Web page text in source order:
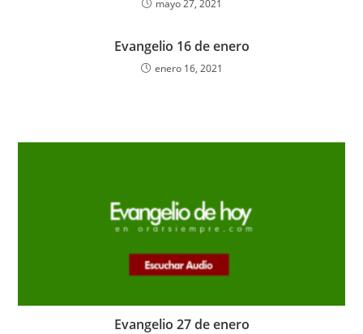
mayo 27, 2021
Evangelio 16 de enero
enero 16, 2021
Evangelio 27 de enero